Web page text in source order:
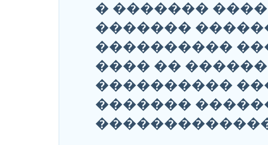
� �������
�������
����������
���� ��
����������
�������